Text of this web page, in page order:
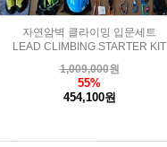
자연암벽 클라이밍 입문세트
LEAD CLIMBING STARTER KIT
1,009,000원
55%
454,100원